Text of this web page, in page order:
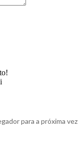
para a próxima vez